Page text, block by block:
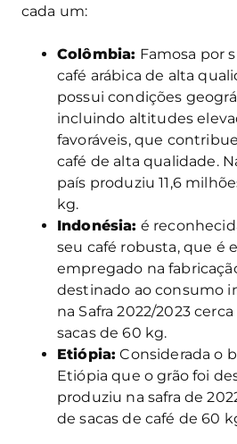
cada um:
Colômbia: Famosa por
café arábica de alta
possui condições
incluindo altitudes
favoráveis, que
café de alta qualidade.
país produziu 11,6
kg.
Indonésia: é
seu café robusta, que é
empregado na
destinado ao consumo
na Safra 2022/2023
sacas de 60 kg.
Etiópia: Considerada o
Etiópia que o grão foi
produziu na safra de
de sacas de café de 60